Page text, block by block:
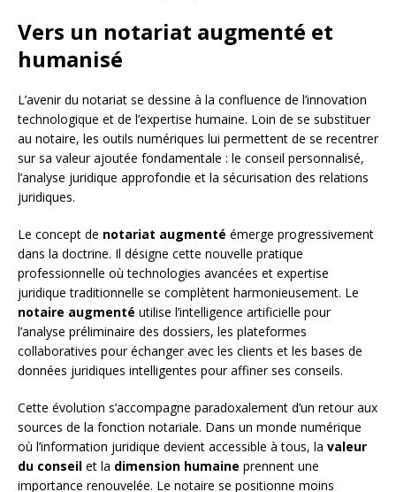
Vers un notariat augmenté et
humanisé
L’avenir du notariat se dessine à la confluence de l’innovation
technologique et de l’expertise humaine. Loin de se substituer
au notaire, les outils numériques lui permettent de se recentrer
sur sa valeur ajoutée fondamentale : le conseil personnalisé,
l’analyse juridique approfondie et la sécurisation des relations
juridiques.
Le concept de notariat augmenté émerge progressivement
dans la doctrine. Il désigne cette nouvelle pratique
professionnelle où technologies avancées et expertise
juridique traditionnelle se complètent harmonieusement. Le
notaire augmenté utilise l’intelligence artificielle pour
l’analyse préliminaire des dossiers, les plateformes
collaboratives pour échanger avec les clients et les bases de
données juridiques intelligentes pour affiner ses conseils.
Cette évolution s’accompagne paradoxalement d’un retour aux
sources de la fonction notariale. Dans un monde numérique
où l’information juridique devient accessible à tous, la valeur
du conseil et la dimension humaine prennent une
importance renouvelée. Le notaire se positionne moins